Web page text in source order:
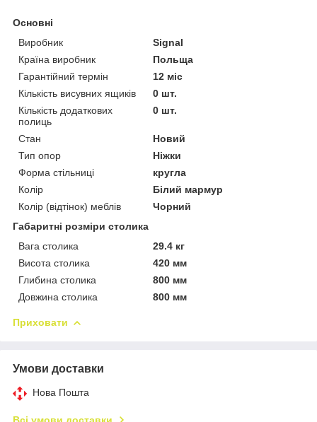
Основні
Виробник
Signal
Країна виробник
Польща
Гарантійний термін
12 міс
Кількість висувних ящиків
0 шт.
Кількість додаткових
полиць
0 шт.
Стан
Новий
Тип опор
Ніжки
Форма стільниці
кругла
Колір
Білий мармур
Колір (відтінок) меблів
Чорний
Габаритні розміри столика
Вага столика
29.4 кг
Висота столика
420 мм
Глибина столика
800 мм
Довжина столика
800 мм
Приховати
Умови доставки
Нова Пошта
Всі умови доставки